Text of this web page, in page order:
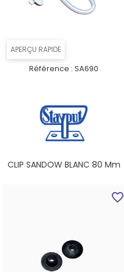
APERÇU RAPIDE
Référence : SA690
CLIP SANDOW BLANC 80 Mm
favorite_border